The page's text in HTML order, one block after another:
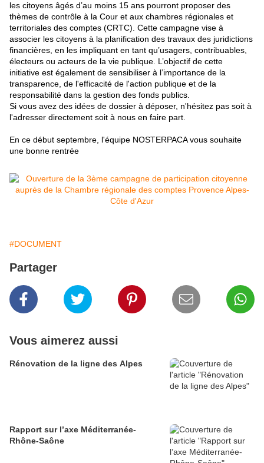
les citoyens âgés d’au moins 15 ans pourront proposer des
thèmes de contrôle à la Cour et aux chambres régionales et
territoriales des comptes (CRTC). Cette campagne vise à
associer les citoyens à la planification des travaux des juridictions
financières, en les impliquant en tant qu’usagers, contribuables,
électeurs ou acteurs de la vie publique. L’objectif de cette
initiative est également de sensibiliser à l’importance de la
transparence, de l'efficacité de l'action publique et de la
responsabilité dans la gestion des fonds publics.
Si vous avez des idées de dossier à déposer, n'hésitez pas soit à
l'adresser directement soit à nous en faire part.
En ce début septembre, l'équipe NOSTERPACA vous souhaite
une bonne rentrée
#DOCUMENT
Partager
Vous aimerez aussi
Rénovation de la ligne des Alpes
Rapport sur l’axe Méditerranée-
Rhône-Saône